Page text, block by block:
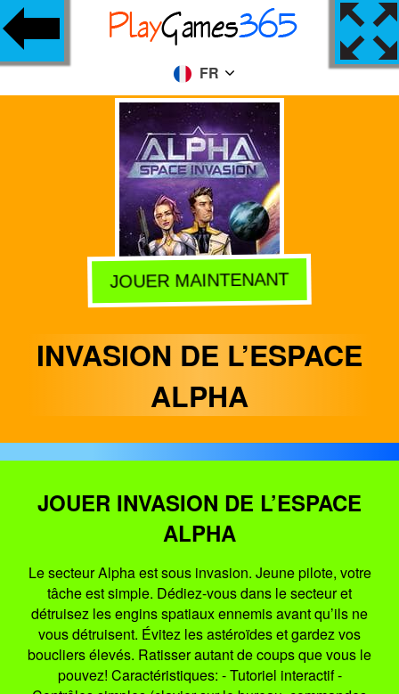
FR
JOUER MAINTENANT
INVASION DE L’ESPACE
ALPHA
JOUER INVASION DE L’ESPACE
ALPHA
Le secteur Alpha est sous invasion. Jeune pilote, votre
tâche est simple. Dédiez-vous dans le secteur et
détruisez les engins spatiaux ennemis avant qu’ils ne
vous détruisent. Évitez les astéroïdes et gardez vos
boucliers élevés. Ratisser autant de coups que vous le
pouvez! Caractéristiques: - Tutoriel interactif -